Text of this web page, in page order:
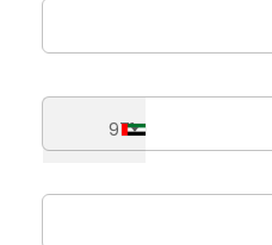
+971